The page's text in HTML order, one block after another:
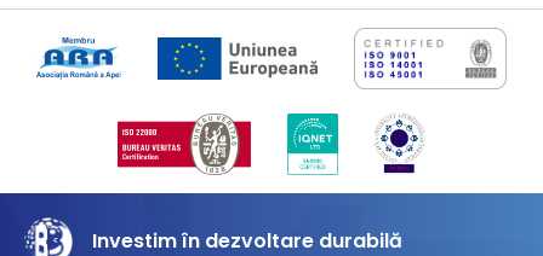
Investim în dezvoltare durabilă